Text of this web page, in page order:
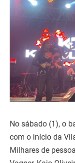
No sábado (1), o
com o início da
Milhares de